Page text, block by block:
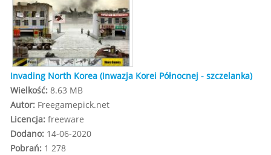
Invading North Korea (Inwazja Korei Północnej - szczelanka)
Wielkość: 8.63 MB
Autor: Freegamepick.net
Licencja: freeware
Dodano: 14-06-2020
Pobrań: 1 278